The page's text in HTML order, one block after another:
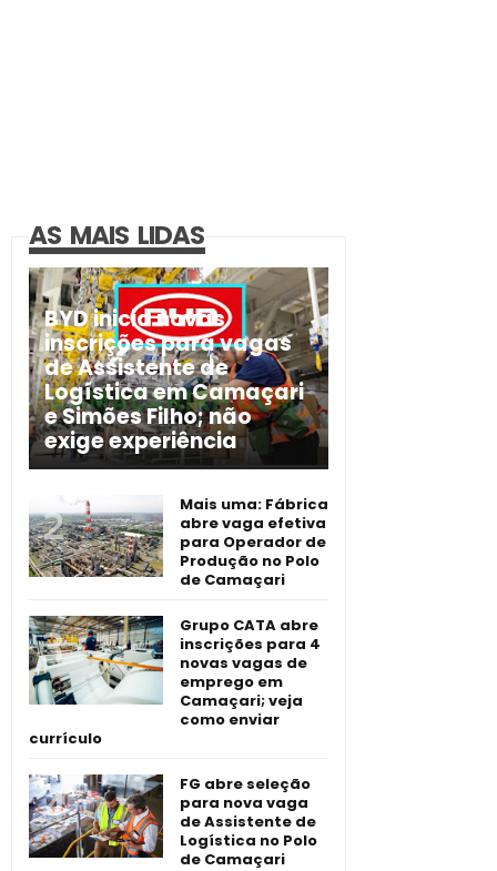
AS MAIS LIDAS
BYD inicia novas
inscrições para vagas
de Assistente de
Logística em Camaçari
e Simões Filho; não
exige experiência
Mais uma: Fábrica
abre vaga efetiva
para Operador de
Produção no Polo
de Camaçari
Grupo CATA abre
inscrições para 4
novas vagas de
emprego em
Camaçari; veja
como enviar
currículo
FG abre seleção
para nova vaga
de Assistente de
Logística no Polo
de Camaçari